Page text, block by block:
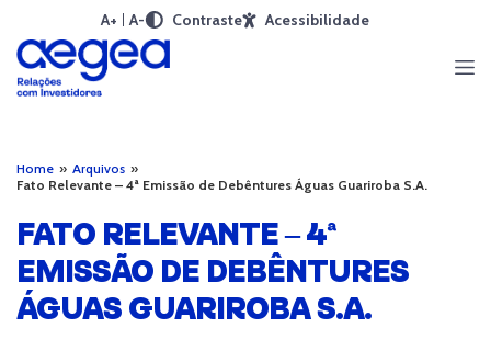
A+ A- Contraste Acessibilidade
Home » Arquivos »
Fato Relevante – 4ª Emissão de Debêntures Águas Guariroba S.A.
FATO RELEVANTE – 4ª
EMISSÃO DE DEBÊNTURES
ÁGUAS GUARIROBA S.A.